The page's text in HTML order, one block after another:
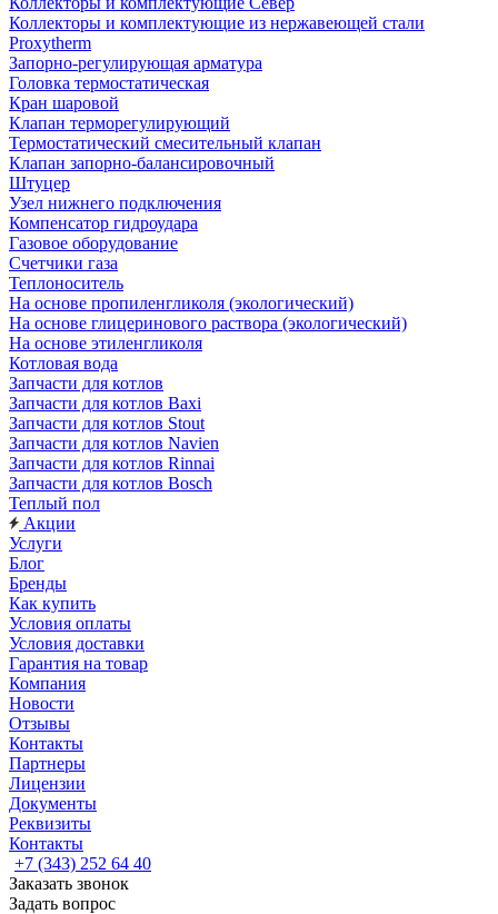
Коллекторы и комплектующие из нержавеющей стали
Proxytherm
Запорно-регулирующая арматура
Головка термостатическая
Кран шаровой
Клапан терморегулирующий
Термостатический смесительный клапан
Клапан запорно-балансировочный
Штуцер
Узел нижнего подключения
Компенсатор гидроудара
Газовое оборудование
Счетчики газа
Теплоноситель
На основе пропиленгликоля (экологический)
На основе глицеринового раствора (экологический)
На основе этиленгликоля
Котловая вода
Запчасти для котлов
Запчасти для котлов Baxi
Запчасти для котлов Stout
Запчасти для котлов Navien
Запчасти для котлов Rinnai
Запчасти для котлов Bosch
Теплый пол
Акции
Услуги
Блог
Бренды
Как купить
Условия оплаты
Условия доставки
Гарантия на товар
Компания
Новости
Отзывы
Контакты
Партнеры
Лицензии
Документы
Реквизиты
Контакты
+7 (343) 252 64 40
Заказать звонок
Задать вопрос